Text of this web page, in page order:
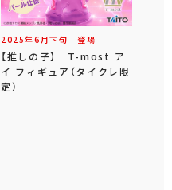
2025年6 月下旬 登場
【推しの子】 T-most ア
イ フィギュア（タイクレ限
定）